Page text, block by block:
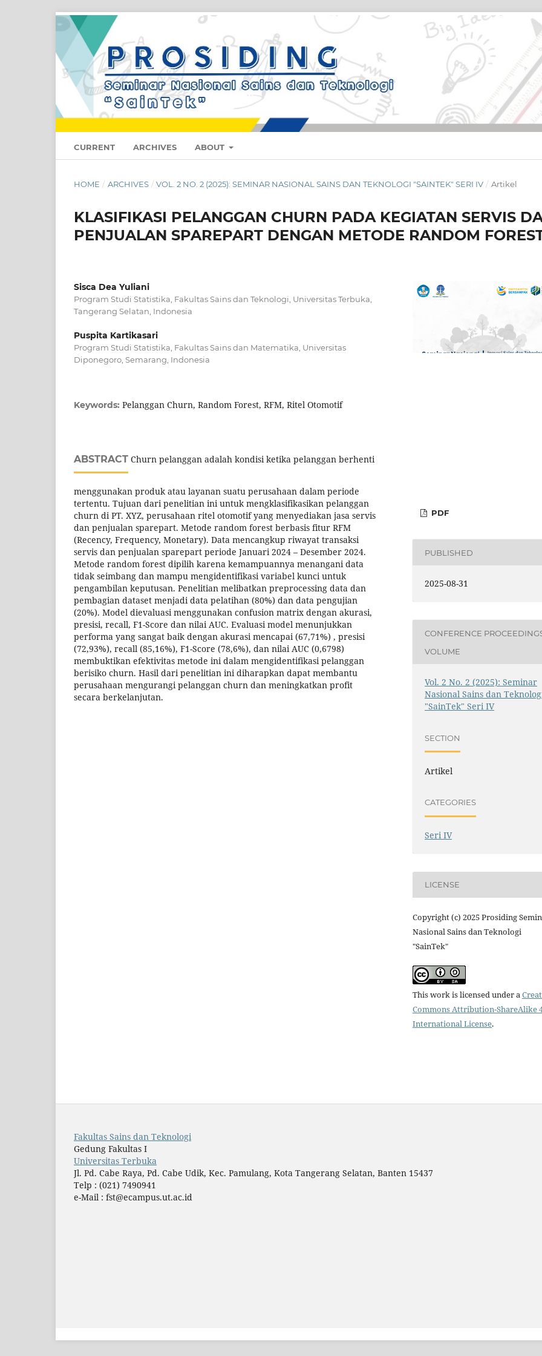
CURRENT ARCHIVES ABOUT
HOME / ARCHIVES / VOL. 2 NO. 2 (2025): SEMINAR NASIONAL SAINS DAN TEKNOLOGI "SAINTEK" SERI IV / Artikel
KLASIFIKASI PELANGGAN CHURN PADA KEGIATAN SERVIS
PENJUALAN SPAREPART DENGAN METODE RANDOM
Sisca Dea Yuliani
Program Studi Statistika, Fakultas Sains dan Teknologi, Universitas Terbuka,
Tangerang Selatan, Indonesia
Puspita Kartikasari
Program Studi Statistika, Fakultas Sains dan Matematika, Universitas
Diponegoro, Semarang, Indonesia
Keywords: Pelanggan Churn, Random Forest, RFM, Ritel Otomotif
ABSTRACT Churn pelanggan adalah kondisi ketika pelanggan berhenti
menggunakan produk atau layanan suatu perusahaan dalam periode
tertentu. Tujuan dari penelitian ini untuk mengklasifikasikan pelanggan
churn di PT. XYZ, perusahaan ritel otomotif yang menyediakan jasa servis
dan penjualan sparepart. Metode random forest berbasis fitur RFM
(Recency, Frequency, Monetary). Data mencangkup riwayat transaksi
servis dan penjualan sparepart periode Januari 2024 – Desember 2024.
Metode random forest dipilih karena kemampuannya menangani data
tidak seimbang dan mampu mengidentifikasi variabel kunci untuk
pengambilan keputusan. Penelitian melibatkan preprocessing data dan
pembagian dataset menjadi data pelatihan (80%) dan data pengujian
(20%). Model dievaluasi menggunakan confusion matrix dengan akurasi,
presisi, recall, F1-Score dan nilai AUC. Evaluasi model menunjukkan
performa yang sangat baik dengan akurasi mencapai (67,71%) , presisi
(72,93%), recall (85,16%), F1-Score (78,6%), dan nilai AUC (0,6798)
membuktikan efektivitas metode ini dalam mengidentifikasi pelanggan
berisiko churn. Hasil dari penelitian ini diharapkan dapat membantu
perusahaan mengurangi pelanggan churn dan meningkatkan profit
secara berkelanjutan.
PDF
PUBLISHED
2025-08-31
CONFERENCE
VOLUME
Vol. 2 No. 2 (2025): Seminar
Nasional Sains dan
"SainTek" Seri IV
SECTION
Artikel
CATEGORIES
Seri IV
LICENSE
Copyright (c) 2025 Prosiding
Nasional Sains dan Teknologi
"SainTek"
This work is licensed under a
Commons Attribution-ShareAlike
International License.
Fakultas Sains dan Teknologi
Gedung Fakultas I
Universitas Terbuka
Jl. Pd. Cabe Raya, Pd. Cabe Udik, Kec. Pamulang, Kota Tangerang Selatan, Banten 15437
Telp : (021) 7490941
e-Mail : fst@ecampus.ut.ac.id